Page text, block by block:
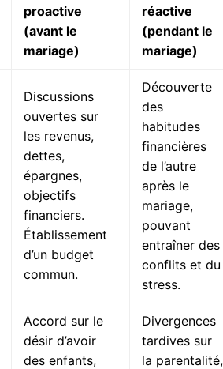
proactive
(avant le
mariage)
réactive
(pendant le
mariage)
Discussions
ouvertes sur
les revenus,
dettes,
épargnes,
objectifs
financiers.
Établissement
d’un budget
commun.
Découverte
des
habitudes
financières
de l’autre
après le
mariage,
pouvant
entraîner des
conflits et du
stress.
Accord sur le
désir d’avoir
des enfants,
Divergences
tardives sur
la parentalité,